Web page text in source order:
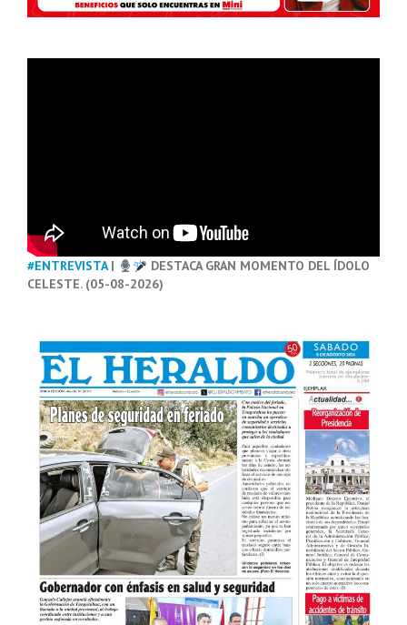
#ENTREVISTA|
DESTACA GRAN MOMENTO DEL ÍDOLO
CELESTE. (05-08-2026)